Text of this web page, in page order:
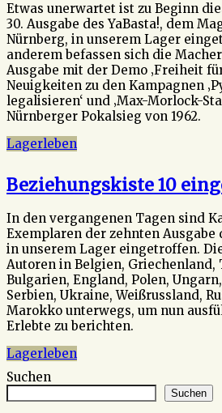
Etwas unerwartet ist zu Beginn
30. Ausgabe des YaBasta!, dem
Nürnberg, in unserem Lager
anderem befassen sich die
Ausgabe mit der Demo ‚Freiheit
Neuigkeiten zu den Kampagnen
legalisieren‘ und ‚Max-Morlock-
Nürnberger Pokalsieg von 1962.
Lagerleben
Beziehungskiste 10
In den vergangenen Tagen sind
Exemplaren der zehnten Ausgabe
in unserem Lager eingetroffen.
Autoren in Belgien, Griechenland,
Bulgarien, England, Polen,
Serbien, Ukraine, Weißrussland,
Marokko unterwegs, um nun
Erlebte zu berichten.
Lagerleben
Suchen
Suchen